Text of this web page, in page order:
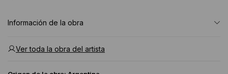
Información de la obra
Ver toda la obra del artista